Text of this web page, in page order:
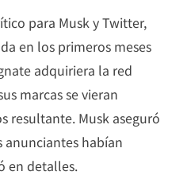
para Musk y Twitter,
en los primeros meses
adquiriera la red
marcas se vieran
resultante. Musk aseguró
anunciantes habían
en detalles.